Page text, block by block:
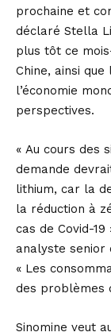
prochaine et
déclaré Stella
plus tôt ce
Chine, ainsi
l’économie
perspectives.
« Au cours des
demande
lithium, car la
la réduction à
cas de Covid-
analyste senior
« Les
des problèmes
Sinomine veut